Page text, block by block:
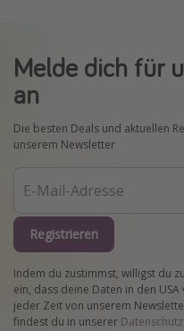
Melde dich für
an
Die besten Deals und aktuellen
unserem Newsletter
Registrieren
Indem du zustimmst, willigst du
ein, dass deine Daten in den
jeder Zeit von unserem
findest du in unserer